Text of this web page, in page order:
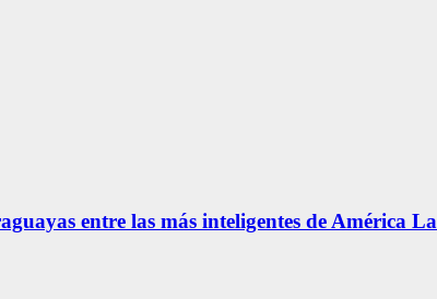
entre las más inteligentes de América